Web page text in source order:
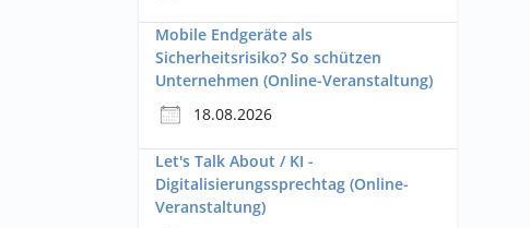
Mobile Endgeräte als
Sicherheitsrisiko? So schützen
Unternehmen (Online-Veranstaltung)
18.08.2026
Let's Talk About / KI -
Digitalisierungssprechtag (Online-
Veranstaltung)